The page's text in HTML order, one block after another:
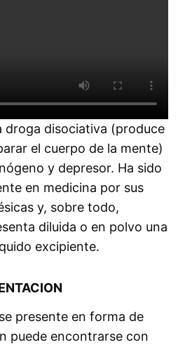
droga disociativa (produce
el cuerpo de la mente)
y depresor. Ha sido
en medicina por sus
y, sobre todo,
diluida o en polvo una
excipiente.
presente en forma de
puede encontrarse con